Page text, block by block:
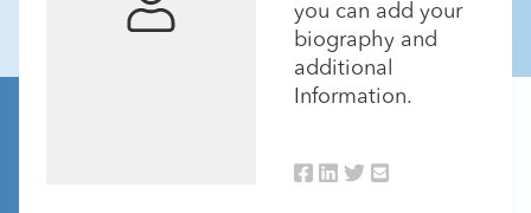
you can add your
biography and
additional
Information.